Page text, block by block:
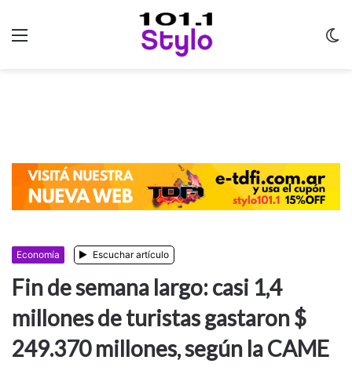
Economía Escuchar artículo
Fin de semana largo: casi 1,4
millones de turistas gastaron $
249.370 millones, según la CAME